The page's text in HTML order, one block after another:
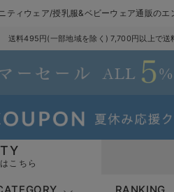
ティウェア/授乳服&ベビーウェア通販のエ
送料495円(一部地域を除く) 7,700円以上で送
こちら